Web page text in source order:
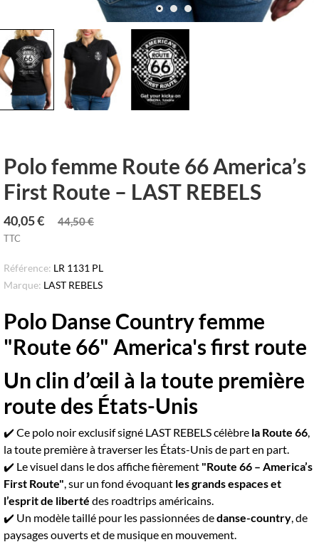
Polo femme Route 66 America’s
First Route – LAST REBELS
40,05 € 44,50 €
TTC
Référence: LR 1131 PL
Marque: LAST REBELS
Polo Danse Country femme
"Route 66" America's first route
Un clin d’œil à la toute première
route des États-Unis
✔️ Ce polo noir exclusif signé LAST REBELS célèbre la Route 66,
la toute première à traverser les États-Unis de part en part.
✔️ Le visuel dans le dos affiche fièrement "Route 66 – America’s
First Route", sur un fond évoquant les grands espaces et
l’esprit de liberté des roadtrips américains.
✔️ Un modèle taillé pour les passionnées dedanse-country, de
paysages ouverts et de musique en mouvement.